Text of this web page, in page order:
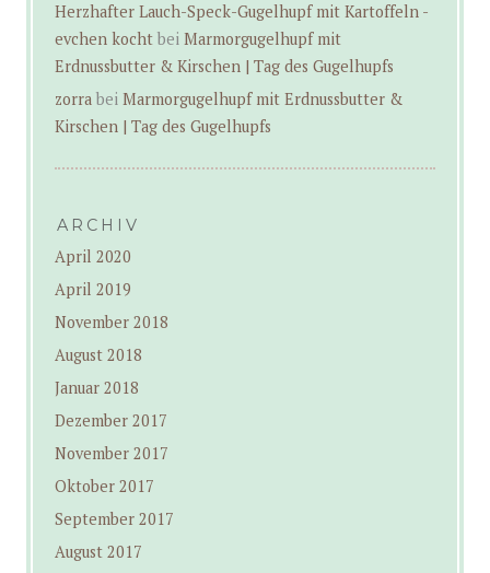
Herzhafter Lauch-Speck-Gugelhupf mit Kartoffeln -
evchen kochtbei Marmorgugelhupf mit
Erdnussbutter & Kirschen | Tag des Gugelhupfs
zorrabei Marmorgugelhupf mit Erdnussbutter &
Kirschen | Tag des Gugelhupfs
ARCHIV
April 2020
April 2019
November 2018
August 2018
Januar 2018
Dezember 2017
November 2017
Oktober 2017
September 2017
August 2017